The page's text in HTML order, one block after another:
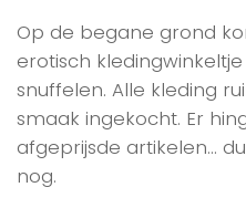
Op de begane grond
erotisch
snuffelen. Alle kleding
smaak ingekocht. Er
afgeprijsde artikelen…
nog.